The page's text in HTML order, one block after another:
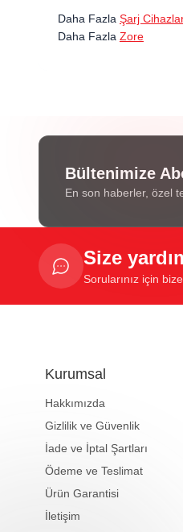
Daha Fazla Şarj
Daha Fazla Zore
Bültenimize
En son haberler, özel
Size
Sorularınız için
Kurumsal
Hakkımızda
Gizlilik ve Güvenlik
İade ve İptal Şartları
Ödeme ve Teslimat
Ürün Garantisi
İletişim